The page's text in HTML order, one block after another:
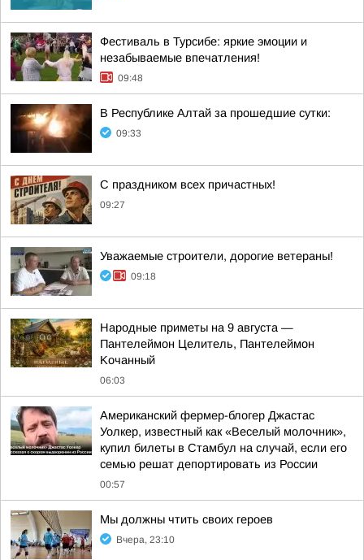
Фестиваль в Турсибе: яркие эмоции и
незабываемые впечатления!
09:48
В Республике Алтай за прошедшие сутки:
09:33
С праздником всех причастных!
09:27
Уважаемые строители, дорогие ветераны!
09:18
Hapoдныe пpимeты нa 9 aвгуcтa —
Пaнтeлeймoн Цeлитeль, Пaнтeлeймoн
Koчaнный
06:03
Американский фермер-блогер Джастас
Уолкер, известный как «Веселый молочник»,
купил билеты в Стамбул на случай, если его
семью решат депортировать из России
00:57
Мы должны чтить своих героев
Вчера, 23:10